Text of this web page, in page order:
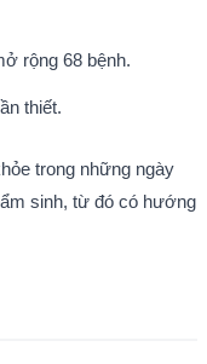
rộng 68 bệnh.
thiết.
trong những ngày
sinh, từ đó có hướng